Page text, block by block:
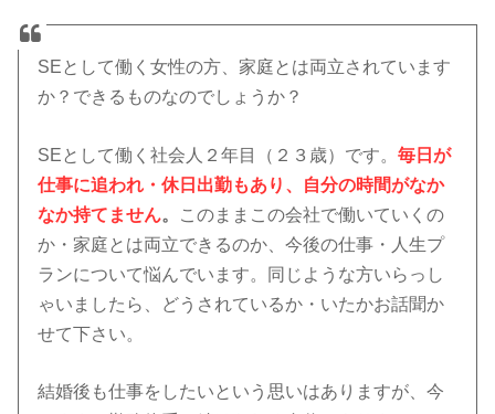
SEとして働く女性の方、家庭とは両立されています
か？できるものなのでしょうか？
SEとして働く社会人２年目（２３歳）です。毎日が
仕事に追われ・休日出勤もあり、自分の時間がなか
なか持てません。
このままこの会社で働いていくの
か・家庭とは両立できるのか、今後の仕事・人生プ
ランについて悩んでいます。同じような方いらっし
ゃいましたら、どうされているか・いたかお話聞か
せて下さい。
結婚後も仕事をしたいという思いはありますが、今